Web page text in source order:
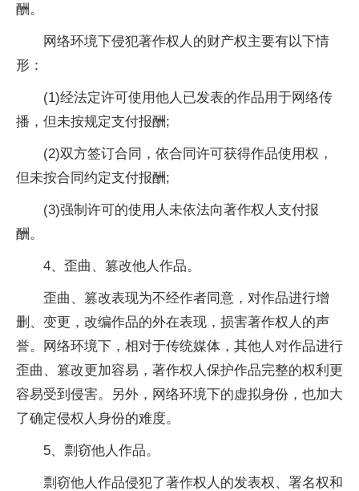
酬。
网络环境下侵犯著作权人的财产权主要有以下情
形：
(1)经法定许可使用他人已发表的作品用于网络传
播，但未按规定支付报酬;
(2)双方签订合同，依合同许可获得作品使用权，
但未按合同约定支付报酬;
(3)强制许可的使用人未依法向著作权人支付报
酬。
4、歪曲、篡改他人作品。
歪曲、篡改表现为不经作者同意，对作品进行增
删、变更，改编作品的外在表现，损害著作权人的声
誉。网络环境下，相对于传统媒体，其他人对作品进行
歪曲、篡改更加容易，著作权人保护作品完整的权利更
容易受到侵害。另外，网络环境下的虚拟身份，也加大
了确定侵权人身份的难度。
5、剽窃他人作品。
剽窃他人作品侵犯了著作权人的发表权、署名权和